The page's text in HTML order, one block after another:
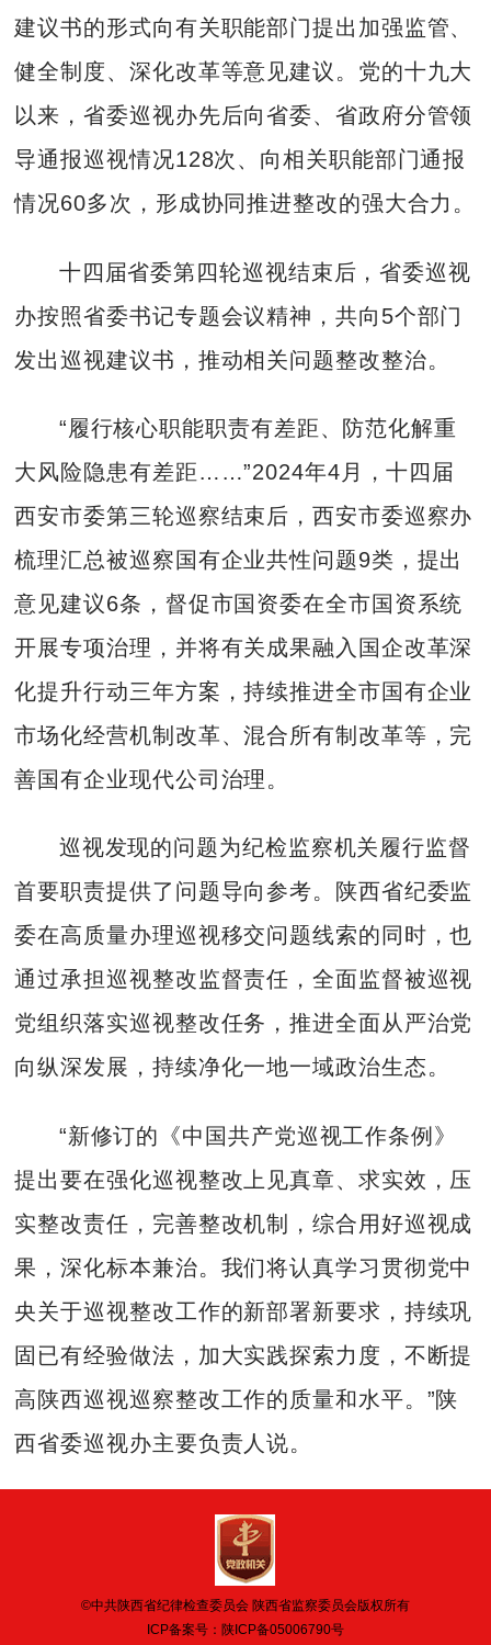
建议书的形式向有关职能部门提出加强监管、
健全制度、深化改革等意见建议。党的十九大
以来，省委巡视办先后向省委、省政府分管领
导通报巡视情况128次、向相关职能部门通报
情况60多次，形成协同推进整改的强大合力。
十四届省委第四轮巡视结束后，省委巡视
办按照省委书记专题会议精神，共向5个部门
发出巡视建议书，推动相关问题整改整治。
“履行核心职能职责有差距、防范化解重
大风险隐患有差距……”2024年4月，十四届
西安市委第三轮巡察结束后，西安市委巡察办
梳理汇总被巡察国有企业共性问题9类，提出
意见建议6条，督促市国资委在全市国资系统
开展专项治理，并将有关成果融入国企改革深
化提升行动三年方案，持续推进全市国有企业
市场化经营机制改革、混合所有制改革等，完
善国有企业现代公司治理。
巡视发现的问题为纪检监察机关履行监督
首要职责提供了问题导向参考。陕西省纪委监
委在高质量办理巡视移交问题线索的同时，也
通过承担巡视整改监督责任，全面监督被巡视
党组织落实巡视整改任务，推进全面从严治党
向纵深发展，持续净化一地一域政治生态。
“新修订的《中国共产党巡视工作条例》
提出要在强化巡视整改上见真章、求实效，压
实整改责任，完善整改机制，综合用好巡视成
果，深化标本兼治。我们将认真学习贯彻党中
央关于巡视整改工作的新部署新要求，持续巩
固已有经验做法，加大实践探索力度，不断提
高陕西巡视巡察整改工作的质量和水平。”陕
西省委巡视办主要负责人说。
©中共陕西省纪律检查委员会 陕西省监察委员会版权所有
ICP备案号： 陕ICP备05006790号